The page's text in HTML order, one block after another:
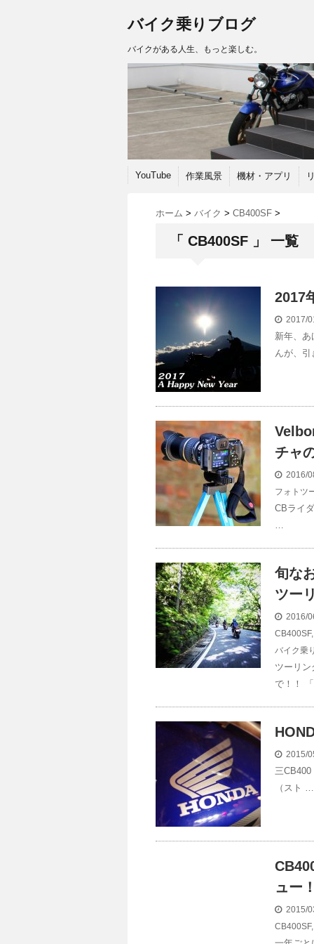
バイク乗りブログ
バイクがある人生、もっと楽しむ。
YouTube 作業風景 機材・アプリ
ホーム > バイク > CB400SF >
「 CB400SF 」 一覧
2017
2017/
新年、
んが、
チャ
2016/
フォトツ
CBライ
…
旬な
ツー
2016/
CB400SF,
バイク乗り
ツーリン
で！！
2015/
三CB400
（スト …
ュー！
2015/
CB400SF,